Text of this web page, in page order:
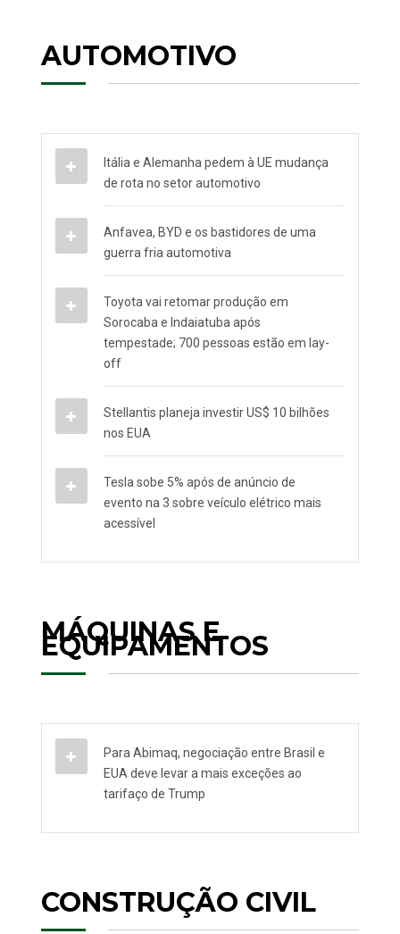
AUTOMOTIVO
Itália e Alemanha pedem à UE mudança
de rota no setor automotivo
Anfavea, BYD e os bastidores de uma
guerra fria automotiva
Toyota vai retomar produção em
Sorocaba e Indaiatuba após
tempestade; 700 pessoas estão em lay-
off
Stellantis planeja investir US$ 10 bilhões
nos EUA
Tesla sobe 5% após de anúncio de
evento na 3 sobre veículo elétrico mais
acessível
MÁQUINAS E
EQUIPAMENTOS
Para Abimaq, negociação entre Brasil e
EUA deve levar a mais exceções ao
tarifaço de Trump
CONSTRUÇÃO CIVIL